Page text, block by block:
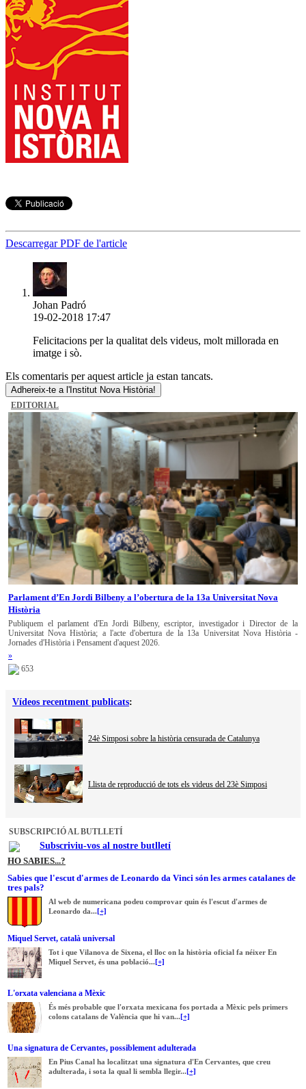
Descarregar PDF de l'article
Johan Padró
19-02-2018 17:47
Felicitacions per la qualitat dels videus, molt millorada en
imatge i sò.
Els comentaris per aquest article ja estan tancats.
Adhereix-te a l'Institut Nova Història!
EDITORIAL
Parlament d’En Jordi Bilbeny a l’obertura de la 13a Universitat Nova
Història
Publiquem el parlament d'En Jordi Bilbeny, escriptor, investigador i Director de la
Universitat Nova Història; a l'acte d'obertura de la 13a Universitat Nova Història -
Jornades d'Història i Pensament d'aquest 2026.
»
653
Vídeos recentment publicats:
24è Simposi sobre la història censurada de Catalunya
Llista de reproducció de tots els videus del 23è Simposi
SUBSCRIPCIÓ AL BUTLLETÍ
Subscriviu-vos al nostre butlletí
HO SABIES...?
Sabies que l'escut d'armes de Leonardo da Vinci són les armes catalanes de
tres pals?
Al web de numericana podeu comprovar quin és l'escut d'armes de
Leonardo da... [+]
Miquel Servet, català universal
Tot i que Vilanova de Sixena, el lloc on la història oficial fa néixer En
Miquel Servet, és una població... [+]
L'orxata valenciana a Mèxic
És més probable que l'orxata mexicana fos portada a Mèxic pels primers
colons catalans de València que hi van... [+]
Una signatura de Cervantes, possiblement adulterada
En Pius Canal ha localitzat una signatura d'En Cervantes, que creu
adulterada, i sota la qual li sembla llegir... [+]